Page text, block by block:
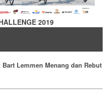
2019
Lemmen Menang dan Rebut